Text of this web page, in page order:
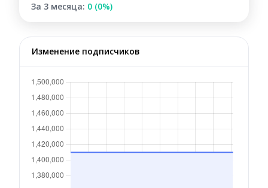
За 3 месяца: 0 (0%)
Изменение подписчиков